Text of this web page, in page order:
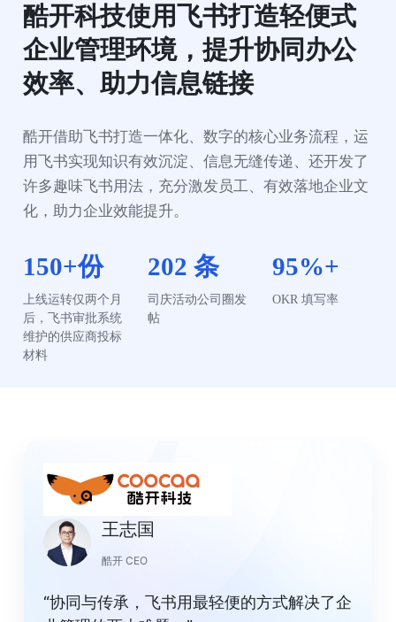
酷开科技使用飞书打造轻便式
企业管理环境，提升协同办公
效率、助力信息链接
酷开借助飞书打造一体化、数字的核心业务流程，运
用飞书实现知识有效沉淀、信息无缝传递、还开发了
许多趣味飞书用法，充分激发员工、有效落地企业文
化，助力企业效能提升。
150+份
上线运转仅两个月
后，飞书审批系统
维护的供应商投标
材料
202 条
司庆活动公司圈发
帖
95%+
OKR 填写率
王志国
酷开 CEO
“协同与传承，飞书用最轻便的方式解决了企